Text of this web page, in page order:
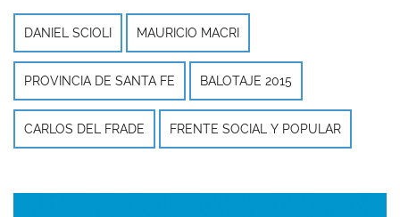
DANIEL SCIOLI MAURICIO MACRI
PROVINCIA DE SANTA FE BALOTAJE 2015
CARLOS DEL FRADE FRENTE SOCIAL Y POPULAR